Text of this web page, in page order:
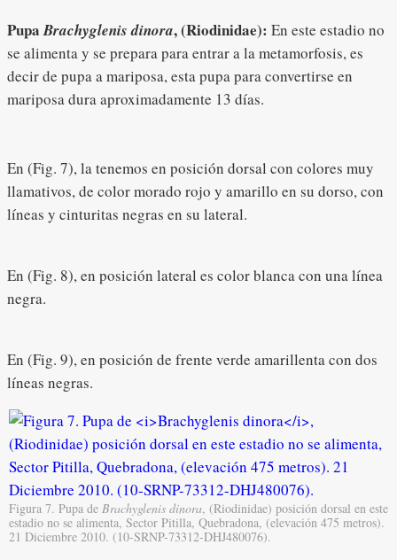
PupaBrachyglenis dinora, (Riodinidae): En este estadio no
se alimenta y se prepara para entrar a la metamorfosis, es
decir de pupa a mariposa, esta pupa para convertirse en
mariposa dura aproximadamente 13 días.
En (Fig. 7), la tenemos en posición dorsal con colores muy
llamativos, de color morado rojo y amarillo en su dorso, con
líneas y cinturitas negras en su lateral.
En (Fig. 8), en posición lateral es color blanca con una línea
negra.
En (Fig. 9), en posición de frente verde amarillenta con dos
líneas negras.
Figura 7. Pupa de Brachyglenis dinora, (Riodinidae) posición dorsal en este
estadio no se alimenta, Sector Pitilla, Quebradona, (elevación 475 metros).
21 Diciembre 2010. (10-SRNP-73312-DHJ480076).